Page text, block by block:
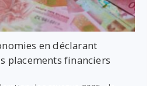
en déclarant
placements financiers